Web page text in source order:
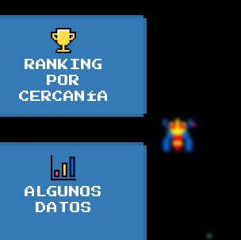
RANKING
POR
CERCANÍA
ALGUNOS
DATOS